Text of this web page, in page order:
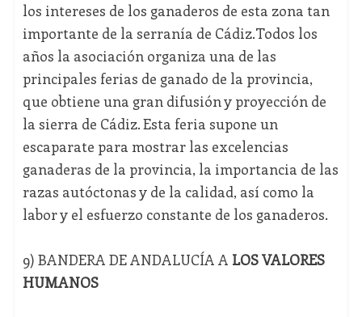
los intereses de los ganaderos de esta zona tan
importante de la serranía de Cádiz.Todos los
años la asociación organiza una de las
principales ferias de ganado de la provincia,
que obtiene una gran difusión y proyección de
la sierra de Cádiz. Esta feria supone un
escaparate para mostrar las excelencias
ganaderas de la provincia, la importancia de las
razas autóctonas y de la calidad, así como la
labor y el esfuerzo constante de los ganaderos.
9) BANDERA DE ANDALUCÍA A LOS VALORES
HUMANOS